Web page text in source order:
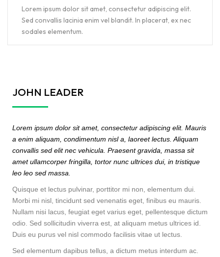
Lorem ipsum dolor sit amet, consectetur adipiscing elit.
Sed convallis lacinia enim vel blandit. In placerat, ex nec
sodales elementum.
JOHN LEADER
Lorem ipsum dolor sit amet, consectetur adipiscing elit. Mauris
a enim aliquam, condimentum nisl a, laoreet lectus. Aliquam
convallis sed elit nec vehicula. Praesent gravida, massa sit
amet ullamcorper fringilla, tortor nunc ultrices dui, in tristique
leo leo sed massa.
Quisque et lectus pulvinar, porttitor mi non, elementum dui.
Morbi mi nisl, tincidunt sed venenatis eget, finibus eu mauris.
Nullam nisi lacus, feugiat eget varius eget, pellentesque dictum
odio. Sed sollicitudin viverra est, at aliquam metus ultrices id.
Duis eu purus vel nisl commodo facilisis vitae ut lectus.
Sed elementum dapibus tellus, a dictum metus interdum ac.